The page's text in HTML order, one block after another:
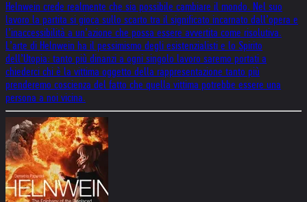
Helnwein crede realmente che sia possibile cambiare il mondo. Nel suo
lavoro la partita si gioca sullo scarto tra il significato incarnato dall’opera e
l’inaccessibilità a un’azione che possa essere avvertita come risolutiva.
L’arte di Helnwein ha il pessimismo degli esistenzialisti e lo Spirito
dell’Utopia: tanto più dinanzi a ogni singolo lavoro saremo portati a
chiederci chi è la vittima oggetto della rappresentazione tanto più
prenderemo coscienza del fatto che quella vittima potrebbe essere una
persona a noi vicina.